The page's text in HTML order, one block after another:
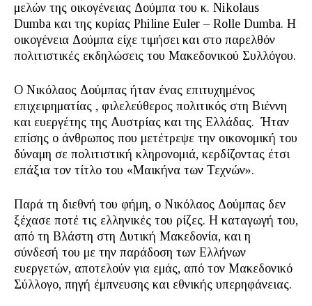
μελών της οικογένειας Δούμπα του κ. Νikolaus
Dumba και της κυρίας Philine Euler – Rolle Dumba. H
οικογένεια Δούμπα είχε τιμήσει και στο παρελθόν
πολιτιστικές εκδηλώσεις του Μακεδονικού Συλλόγου.
Ο Νικόλαος Δούμπας ήταν ένας επιτυχημένος
επιχειρηματίας , φιλελεύθερος πολιτικός στη Βιέννη
και ευεργέτης της Αυστρίας και της Ελλάδας. Ήταν
επίσης ο άνθρωπος που μετέτρεψε την οικονομική του
δύναμη σε πολιτιστική κληρονομιά, κερδίζοντας έτσι
επάξια τον τίτλο του «Μαικήνα των Τεχνών».
Παρά τη διεθνή του φήμη, ο Νικόλαος Δούμπας δεν
ξέχασε ποτέ τις ελληνικές του ρίζες. Η καταγωγή του,
από τη Βλάστη στη Δυτική Μακεδονία, και η
σύνδεσή του με την παράδοση των Ελλήνων
ευεργετών, αποτελούν για εμάς, από τον Μακεδονικό
Σύλλογο, πηγή έμπνευσης και εθνικής υπερηφάνειας.